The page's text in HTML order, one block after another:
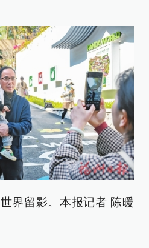
界留影。本报记者 陈暖